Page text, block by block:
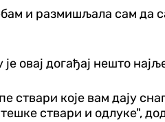
и размишљала сам да
овај догађај нешто
које вам дају
ствари и одлуке",